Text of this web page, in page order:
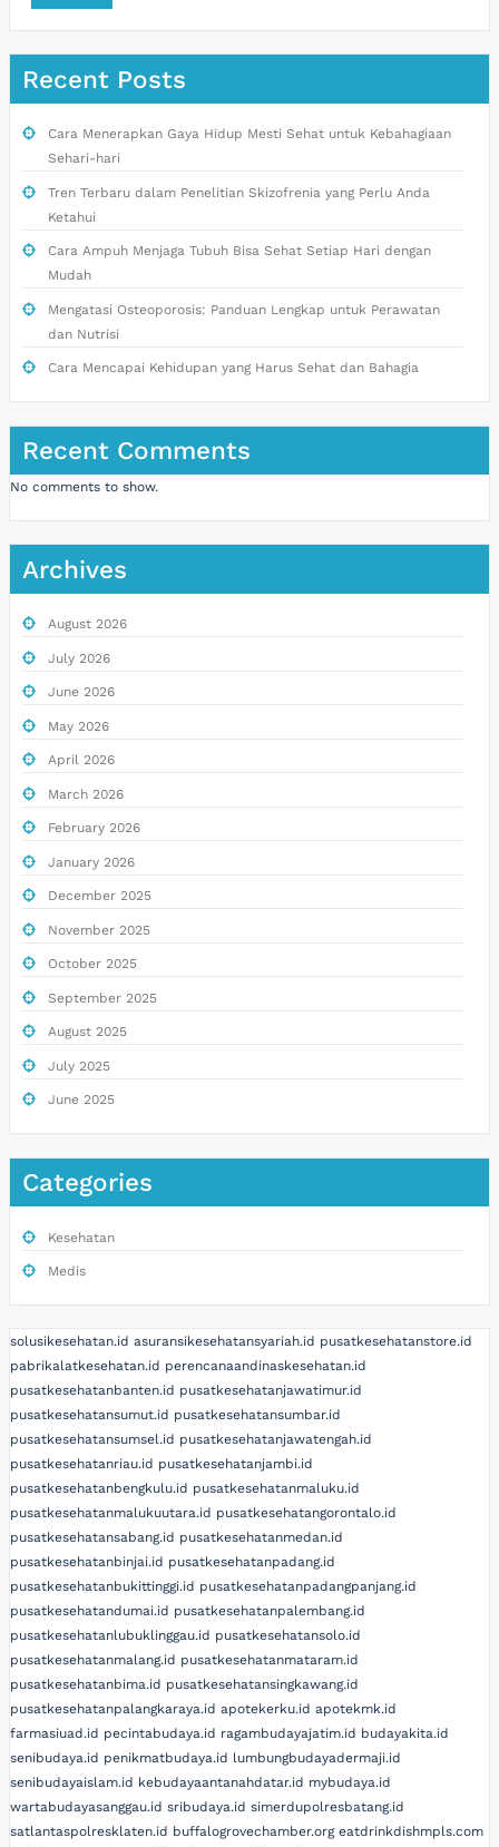
Recent Posts
Cara Menerapkan Gaya Hidup Mesti Sehat untuk Kebahagiaan
Sehari-hari
Tren Terbaru dalam Penelitian Skizofrenia yang Perlu Anda
Ketahui
Cara Ampuh Menjaga Tubuh Bisa Sehat Setiap Hari dengan
Mudah
Mengatasi Osteoporosis: Panduan Lengkap untuk Perawatan
dan Nutrisi
Cara Mencapai Kehidupan yang Harus Sehat dan Bahagia
Recent Comments
No comments to show.
Archives
August 2026
July 2026
June 2026
May 2026
April 2026
March 2026
February 2026
January 2026
December 2025
November 2025
October 2025
September 2025
August 2025
July 2025
June 2025
Categories
Kesehatan
Medis
solusikesehatan.id asuransikesehatansyariah.id pusatkesehatanstore.id
pabrikalatkesehatan.id perencanaandinaskesehatan.id
pusatkesehatanbanten.id pusatkesehatanjawatimur.id
pusatkesehatansumut.id pusatkesehatansumbar.id
pusatkesehatansumsel.id pusatkesehatanjawatengah.id
pusatkesehatanriau.id pusatkesehatanjambi.id
pusatkesehatanbengkulu.id pusatkesehatanmaluku.id
pusatkesehatanmalukuutara.id pusatkesehatangorontalo.id
pusatkesehatansabang.id pusatkesehatanmedan.id
pusatkesehatanbinjai.id pusatkesehatanpadang.id
pusatkesehatanbukittinggi.id pusatkesehatanpadangpanjang.id
pusatkesehatandumai.id pusatkesehatanpalembang.id
pusatkesehatanlubuklinggau.id pusatkesehatansolo.id
pusatkesehatanmalang.id pusatkesehatanmataram.id
pusatkesehatanbima.id pusatkesehatansingkawang.id
pusatkesehatanpalangkaraya.id apotekerku.id apotekmk.id
farmasiuad.id pecintabudaya.id ragambudayajatim.id budayakita.id
senibudaya.id penikmatbudaya.id lumbungbudayadermaji.id
senibudayaislam.id kebudayaantanahdatar.id mybudaya.id
wartabudayasanggau.id sribudaya.id simerdupolresbatang.id
satlantaspolresklaten.id buffalogrovechamber.org eatdrinkdishmpls.com